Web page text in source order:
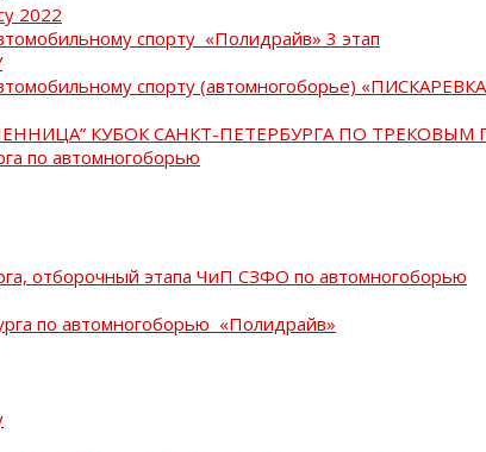
2022
спорту «Полидрайв» 3 этап
спорту (автомногоборье)
КУБОК САНКТ-ПЕТЕРБУРГА ПО ТРЕКОВЫМ
по автомногоборью
отборочный этапа ЧиП СЗФО по автомногоборью
по автомногоборью «Полидрайв»